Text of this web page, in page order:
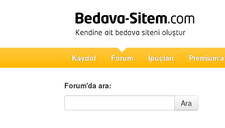
Kaydol Forum İpuçları
Forum'da ara:
Forum'da ara
Ara